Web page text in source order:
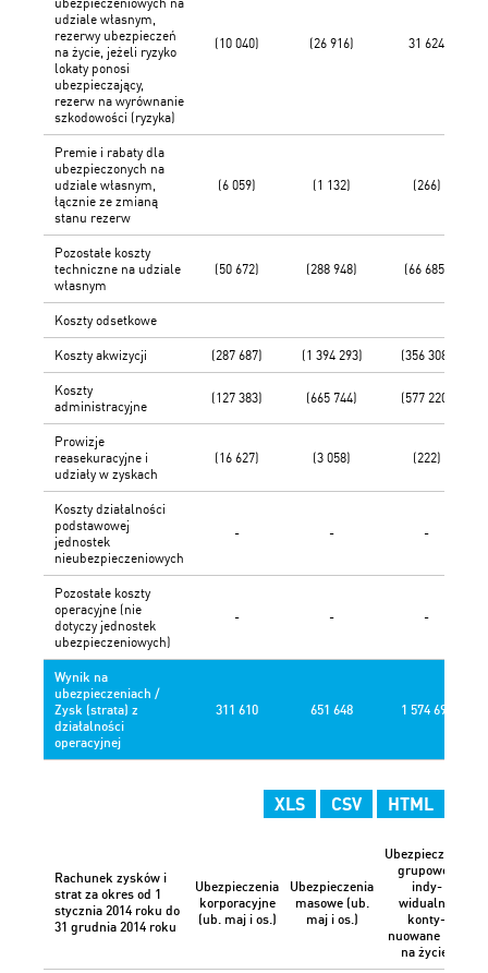
udziale własnym,
rezerwy ubezpieczeń
na życie, jeżeli ryzyko
lokaty ponosi
ubezpieczający,
rezerw na wyrównanie
szkodowości (ryzyka)
(10 040) (26 916) 31 624
Premie i rabaty dla
ubezpieczonych na
udziale własnym,
łącznie ze zmianą
stanu rezerw
(6 059) (1 132) (266)
Pozostałe koszty
techniczne na udziale
własnym
(50 672) (288 948) (66 685)
Koszty odsetkowe
Koszty akwizycji (287 687) (1 394 293) (356 308)
Koszty
administracyjne
(127 383) (665 744) (577 220)
Prowizje
reasekuracyjne i
udziały w zyskach
(16 627) (3 058) (222)
Koszty działalności
podstawowej
jednostek
nieubezpieczeniowych
- - -
Pozostałe koszty
operacyjne (nie
dotyczy jednostek
ubezpieczeniowych)
- - -
Wynik na
ubezpieczeniach /
Zysk (strata) z
działalności
operacyjnej
311 610 651 648 1 574 693
XLS CSV HTML
Rachunek zysków i
strat za okres od 1
stycznia 2014 roku do
31 grudnia 2014 roku
Ubezpieczenia
korporacyjne
(ub. maj i os.)
Ubezpieczenia
masowe (ub.
maj i os.)
Ubezpieczenia
grupowe i
indy-
widualnie
konty-
nuowane (ub.
na życie)